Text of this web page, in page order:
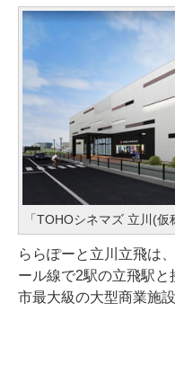
「TOHOシネマズ 立川(
ららぽーと立川立飛は
ール線で2駅の立飛駅と
市最大級の大型商業施設